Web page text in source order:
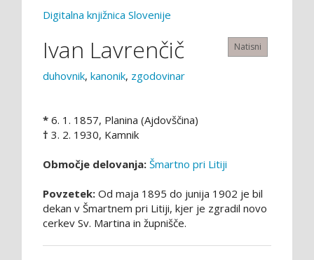
Digitalna knjižnica Slovenije
Natisni
Ivan Lavrenčič
duhovnik, kanonik, zgodovinar
* 6. 1. 1857, Planina (Ajdovščina)
† 3. 2. 1930, Kamnik
Območje delovanja: Šmartno pri Litiji
Povzetek: Od maja 1895 do junija 1902 je bil
dekan v Šmartnem pri Litiji, kjer je zgradil novo
cerkev Sv. Martina in župnišče.